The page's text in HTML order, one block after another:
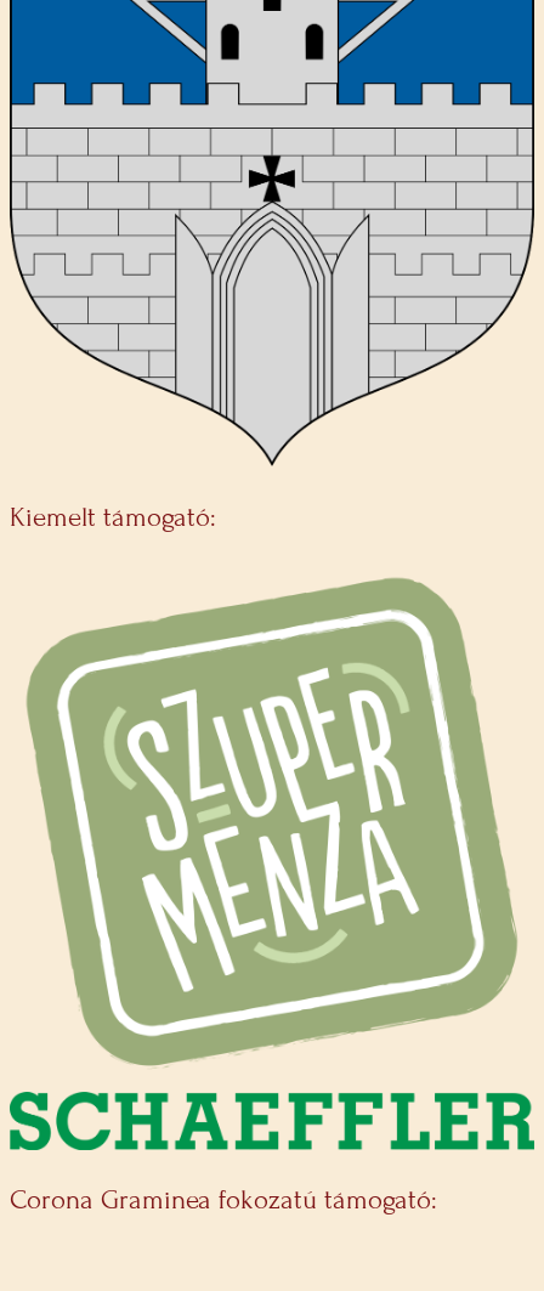
Kiemelt támogató:
Corona Graminea fokozatú támogató: